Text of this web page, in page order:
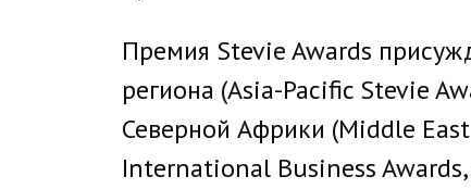
Премия Stevie Awards
региона (Asia-Pacific Stevie
Северной Африки (Middle
International Business